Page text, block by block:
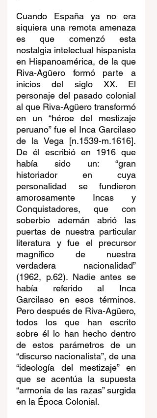
Cuando España ya no era
siquiera una remota amenaza
es que comenzó esta
nostalgia intelectual hispanista
en Hispanoamérica, de la que
Riva-Agüero formó parte a
inicios del siglo XX. El
personaje del pasado colonial
al que Riva-Agüero transformó
en un “héroe del mestizaje
peruano” fue el Inca Garcilaso
de la Vega [n.1539-m.1616].
De él escribió en 1916 que
había sido un: “gran
historiador en cuya
personalidad se fundieron
amorosamente Incas y
Conquistadores, que con
soberbio ademán abrió las
puertas de nuestra particular
literatura y fue el precursor
magnífico de nuestra
verdadera nacionalidad”
(1962, p.62). Nadie antes se
había referido al Inca
Garcilaso en esos términos.
Pero después de Riva-Agüero,
todos los que han escrito
sobre él lo han hecho dentro
de estos parámetros de un
“discurso nacionalista”, de una
“ideología del mestizaje” en
que se acentúa la supuesta
“armonía de las razas” surgida
en la Época Colonial.